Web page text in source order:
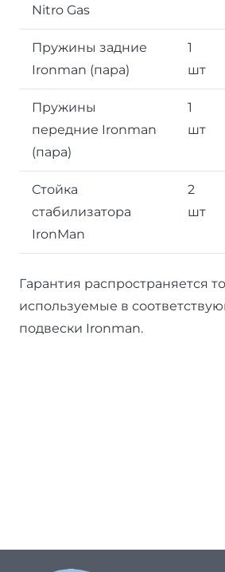
Nitro Gas
Пружины задние
Ironman (пара)
1
шт
Пружины
передние Ironman
(пара)
1
шт
Стойка
стабилизатора
IronMan
2
шт
Гарантия распространяется
используемые в
подвески Ironman.